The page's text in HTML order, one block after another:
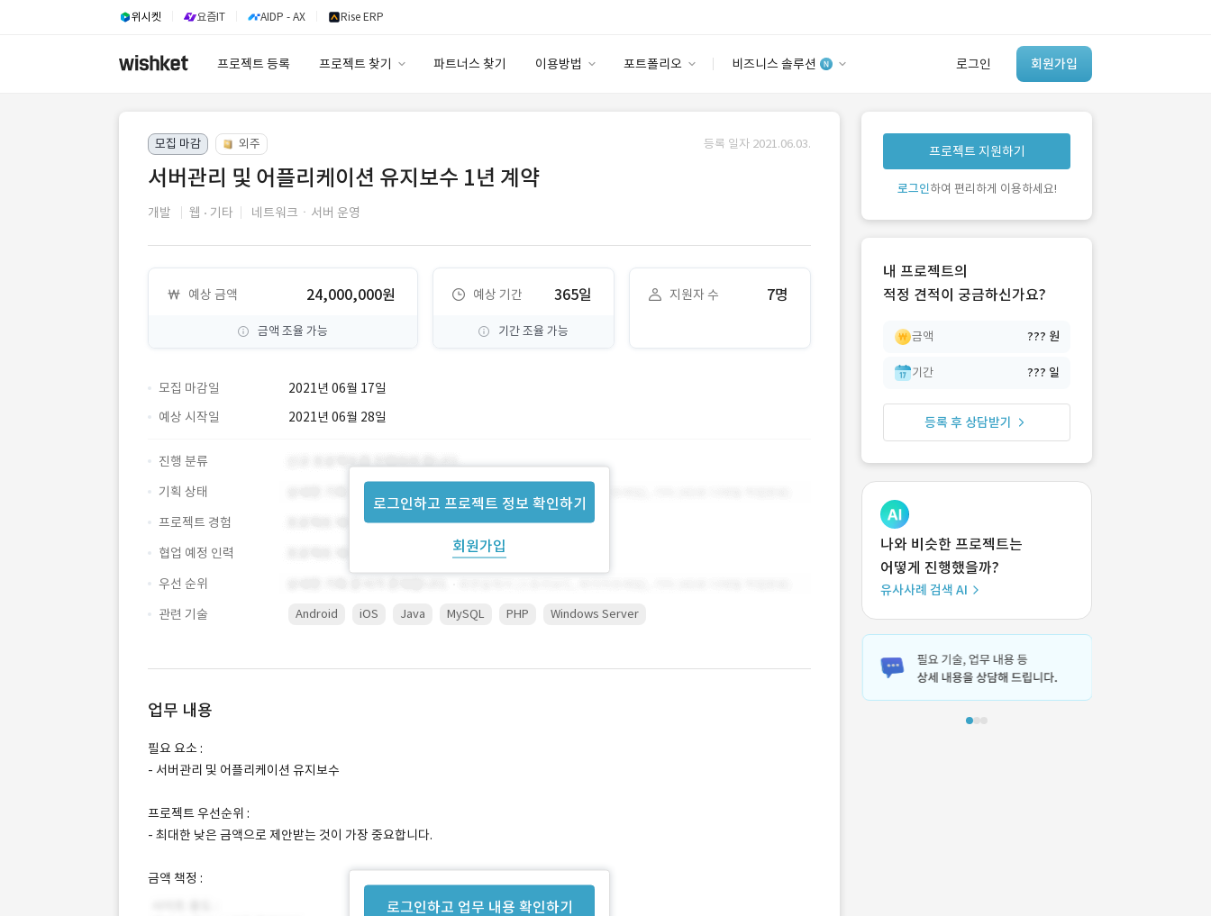
위시켓 요즘IT AIDP - AX Rise ERP
프로젝트 등록 프로젝트 찾기 파트너스 찾기 이용방법 포트폴리오 비즈니스 솔루션 로그인 회원가입
이용요금
고객센터
안심 코드 케어
유사사례 검색 AI
‘이런 거’ 만들어본
개발 회사 있어?
모집 마감 외주 등록 일자 2021.06.03.
서버관리 및 어플리케이션 유지보수 1년 계약
개발 웹 기타 네트워크ㆍ서버 운영
예상 금액 24,000,000원
금액 조율 가능
예상 기간 365일
기간 조율 가능
지원자 수 7명
모집 마감일 2021년 06월 17일
로그인하고 프로젝트 정보 확인하기
회원가입
예상 시작일 2021년 06월 28일
진행 분류
기획 상태
프로젝트 경험
협업 예정 인력
우선 순위
관련 기술
Android iOS Java MySQL PHP Windows Server
업무 내용
로그인하고 업무 내용 확인하기
필요 요소 :
- 서버관리 및 어플리케이션 유지보수
프로젝트 우선순위 :
- 최대한 낮은 금액으로 제안받는 것이 가장 중요합니다.
금액 책정 :
프로젝트 지원하기
로그인하여 편리하게 이용하세요!
내 프로젝트의
적정 견적이 궁금하신가요?
금액 ??? 원
기간 ??? 일
등록 후 상담받기
나와 비슷한 프로젝트는
어떻게 진행했을까?
유사사례 검색 AI